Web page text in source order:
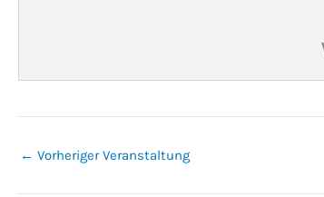
← Vorheriger Veranstaltung